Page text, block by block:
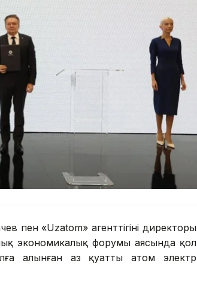
пен «Uzatom» агенттігінің директоры
экономикалық форумы аясында қол
алынған аз қуатты атом электр